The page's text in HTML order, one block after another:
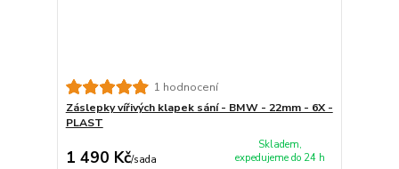
1 hodnocení
Záslepky vířivých klapek sání - BMW - 22mm - 6X -
PLAST
1 490 Kč/sada
Skladem,
expedujeme do 24 h